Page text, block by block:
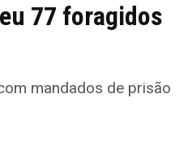
77 foragidos
mandados de prisão